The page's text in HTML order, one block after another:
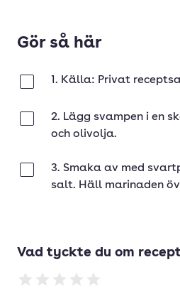
Gör så här
1. Källa: Privat
2. Lägg svampen i en
och olivolja.
3. Smaka av med
salt. Häll marinaden
Vad tyckte du om